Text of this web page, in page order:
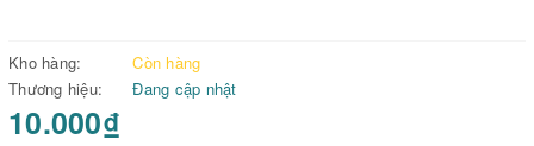
Kho hàng:
Còn hàng
Thương hiệu:
Đang cập nhật
10.000₫